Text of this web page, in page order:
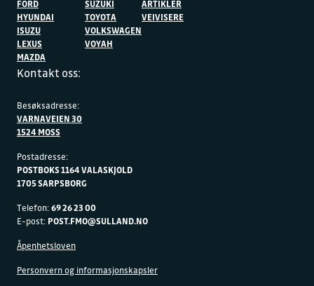
FORD
HYUNDAI
ISUZU
LEXUS
MAZDA
SUZUKI
TOYOTA
VOLKSWAGEN
VOYAH
ARTIKLER
VEIVISERE
Kontakt oss:
Besøksadresse:
VARNAVEIEN 30
1524 MOSS
Postadresse:
POSTBOKS 1164 VALASKJOLD
1705 SARPSBORG
Telefon:69 26 23 00
E-post: POST.FMO@SULLAND.NO
Åpenhetsloven
Personvern og informasjonskapsler